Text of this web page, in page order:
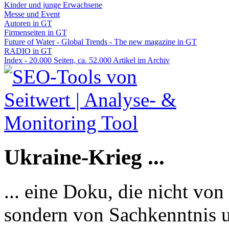
Kinder und junge Erwachsene
Messe und Event
Autoren in GT
Firmenseiten in GT
Future of Water - Global Trends - The new magazine in GT
RADIO in GT
Index - 20.000 Seiten, ca. 52.000 Artikel im Archiv
Ukraine-Krieg ...
... eine Doku, die nicht
sondern von Sachkenntnis